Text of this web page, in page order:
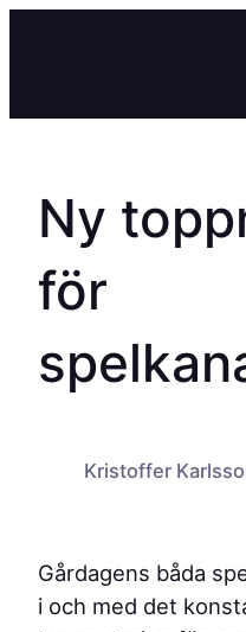
Ny
för
Kristoffer
Gårdagens båda
i och med det